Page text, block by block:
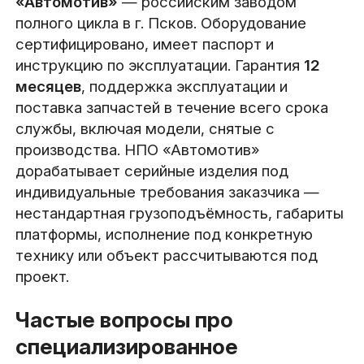
полного цикла в г. Псков. Оборудование
сертифицировано, имеет паспорт и
инструкцию по эксплуатации. Гарантия 12
месяцев, поддержка эксплуатации и
поставка запчастей в течение всего срока
службы, включая модели, снятые с
производства. НПО «Автомотив»
дорабатывает серийные изделия под
индивидуальные требования заказчика —
нестандартная грузоподъёмность, габариты
платформы, исполнение под конкретную
технику или объект рассчитываются под
проект.
Частые вопросы про
специализированное